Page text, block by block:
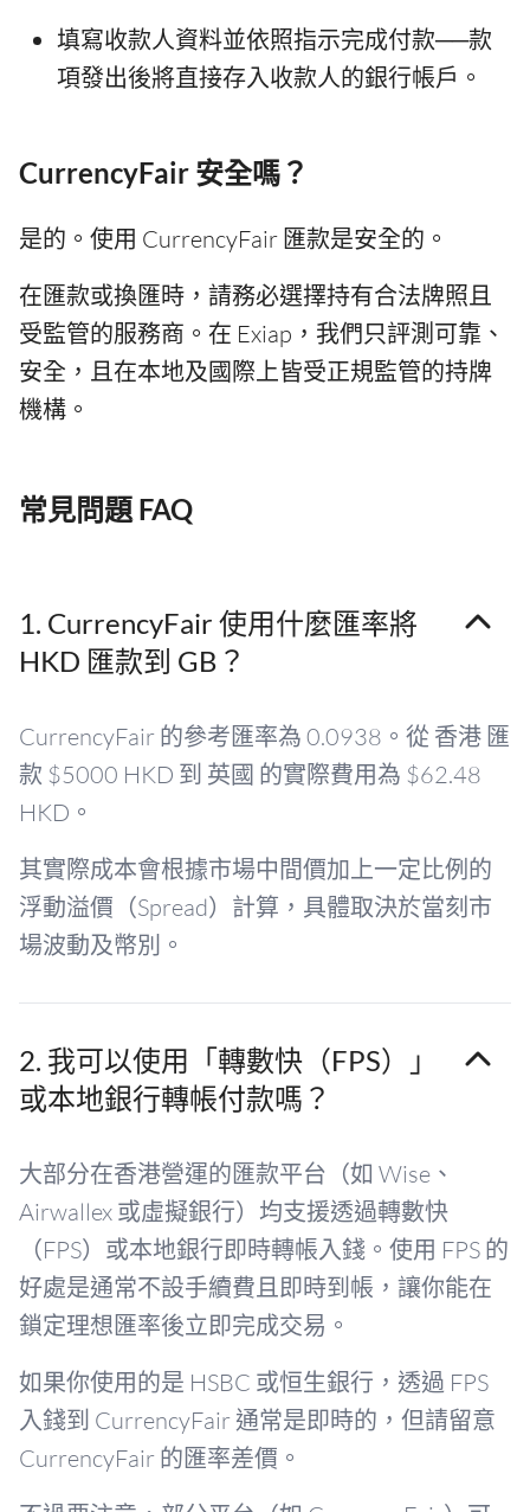
填寫收款人資料並依照指示完成付款──款
項發出後將直接存入收款人的銀行帳戶。
CurrencyFair 安全嗎？
是的。使用 CurrencyFair 匯款是安全的。
在匯款或換匯時，請務必選擇持有合法牌照且
受監管的服務商。在 Exiap，我們只評測可靠、
安全，且在本地及國際上皆受正規監管的持牌
機構。
常見問題 FAQ
1. CurrencyFair 使用什麼匯率將
HKD 匯款到 GB？
CurrencyFair 的參考匯率為 0.0938。從 香港 匯
款 $5000 HKD 到 英國 的實際費用為 $62.48
HKD。
其實際成本會根據市場中間價加上一定比例的
浮動溢價（Spread）計算，具體取決於當刻市
場波動及幣別。
2. 我可以使用「轉數快（FPS）」
或本地銀行轉帳付款嗎？
大部分在香港營運的匯款平台（如 Wise、
Airwallex 或虛擬銀行）均支援透過轉數快
（FPS）或本地銀行即時轉帳入錢。使用 FPS 的
好處是通常不設手續費且即時到帳，讓你能在
鎖定理想匯率後立即完成交易。
如果你使用的是 HSBC 或恒生銀行，透過 FPS
入錢到 CurrencyFair 通常是即時的，但請留意
CurrencyFair 的匯率差價。